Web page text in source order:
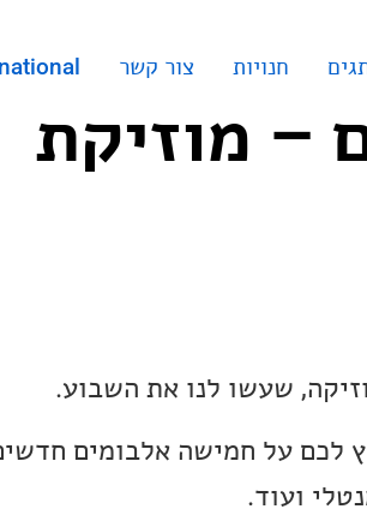
חנויות צור קשר
– מוזיקת
שעשו לנו את השבוע.
לכם על חמישה אלבומים
ועוד.